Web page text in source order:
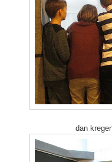
dan